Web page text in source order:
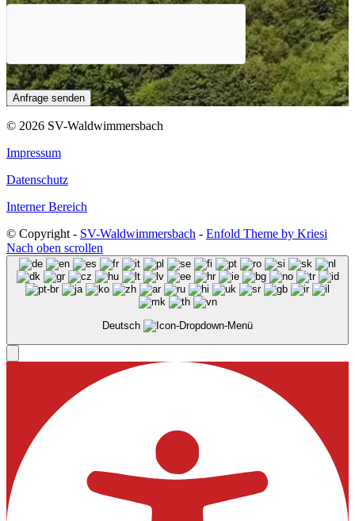
© 2026 SV-Waldwimmersbach
Impressum
Datenschutz
Interner Bereich
© Copyright - SV-Waldwimmersbach - Enfold Theme by Kriesi
Nach oben scrollen
Deutsch